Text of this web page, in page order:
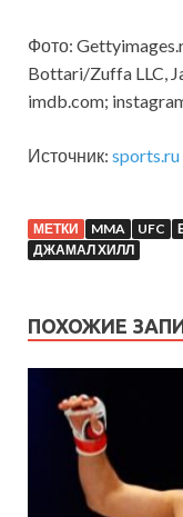
Фото:
Bottari/Zuffa LLC,
imdb.com;
Источник: sports.ru
МЕТКИ MMA UFC
ДЖАМАЛ ХИЛЛ
ПОХОЖИЕ